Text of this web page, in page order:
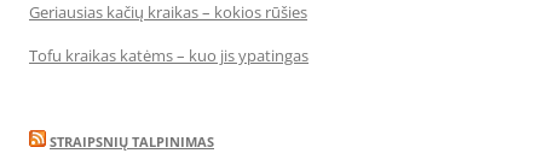
Geriausias kačių kraikas – kokios rūšies
Tofu kraikas katėms – kuo jis ypatingas
STRAIPSNIŲ TALPINIMAS